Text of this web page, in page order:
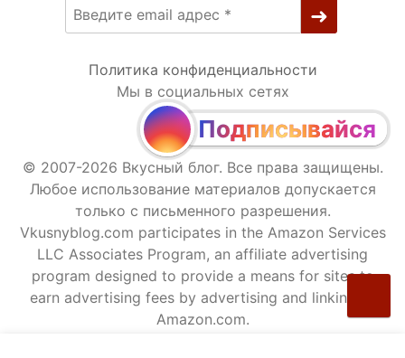
Политика конфиденциальности
Мы в социальных сетях
Подписывайся
© 2007-2026 Вкусный блог. Все права защищены.
Любое использование материалов допускается
только с письменного разрешения.
Vkusnyblog.com participates in the Amazon Services
LLC Associates Program, an affiliate advertising
program designed to provide a means for sites to
earn advertising fees by advertising and linking to
Amazon.com.